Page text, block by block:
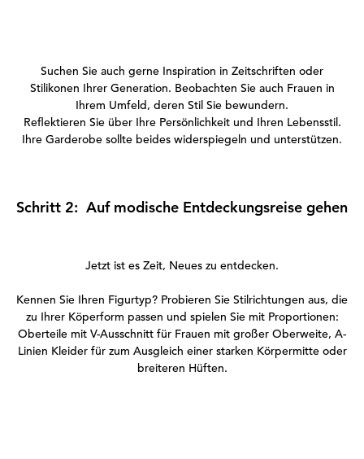
Suchen Sie auch gerne Inspiration in Zeitschriften oder
Stilikonen Ihrer Generation. Beobachten Sie auch Frauen in
Ihrem Umfeld, deren Stil Sie bewundern.
Reflektieren Sie über Ihre Persönlichkeit und Ihren Lebensstil.
Ihre Garderobe sollte beides widerspiegeln und unterstützen.
Schritt 2: Auf modische Entdeckungsreise gehen
Jetzt ist es Zeit, Neues zu entdecken.
Kennen Sie Ihren Figurtyp? Probieren Sie Stilrichtungen aus, die
zu Ihrer Köperform passen und spielen Sie mit Proportionen:
Oberteile mit V-Ausschnitt für Frauen mit großer Oberweite, A-
Linien Kleider für zum Ausgleich einer starken Körpermitte oder
breiteren Hüften.